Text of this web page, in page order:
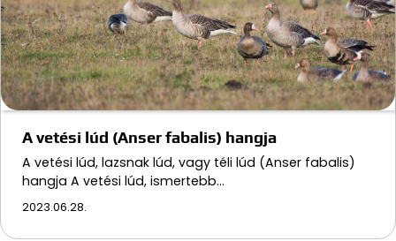
A vetési lúd (Anser fabalis) hangja
A vetési lúd, lazsnak lúd, vagy téli lúd (Anser fabalis)
hangja A vetési lúd, ismertebb…
2023.06.28.